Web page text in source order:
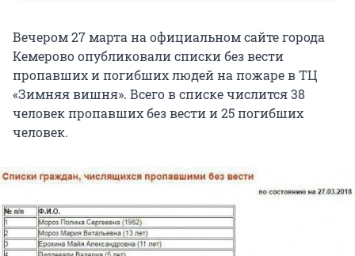
Вечером 27 марта на официальном сайте города
Кемерово опубликовали списки без вести
пропавших и погибших людей на пожаре в ТЦ
«Зимняя вишня». Всего в списке числится 38
человек пропавших без вести и 25 погибших
человек.